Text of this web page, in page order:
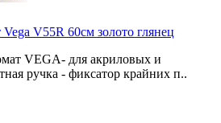
V55R 60см золото глянец
VEGA- для акриловых и
ручка - фиксатор крайних п..